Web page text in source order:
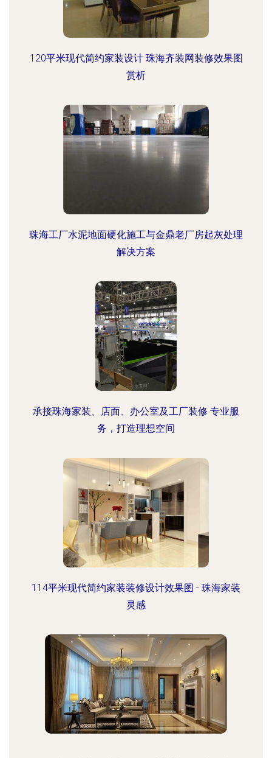
120平米现代简约家装设计 珠海齐装网装修效果图
赏析
珠海工厂水泥地面硬化施工与金鼎老厂房起灰处理
解决方案
承接珠海家装、店面、办公室及工厂装修 专业服
务，打造理想空间
114平米现代简约家装装修设计效果图 - 珠海家装
灵感